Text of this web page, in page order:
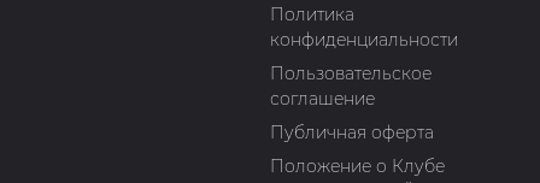
Политика
конфиденциальности
Пользовательское
соглашение
Публичная оферта
Положение о Клубе